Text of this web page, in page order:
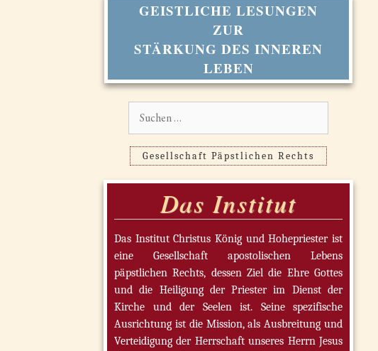
GEISTLICHE LESUNGEN
ZUR
STÄRKUNG DES INNEREN
LEBEN
Gesellschaft Päpstlichen Rechts
Das Institut
Das Institut Christus König und Hohepriester ist
eine Gesellschaft apostolischen Lebens
päpstlichen Rechts, dessen Ziel die Ehre Gottes
und die Heiligung der Priester im Dienst der
Kirche und der Seelen ist. Seine spezifische
Ausrichtung ist die Mission, als Ausbreitung und
Verteidigung der Herrschaft unseres Herrn Jesus